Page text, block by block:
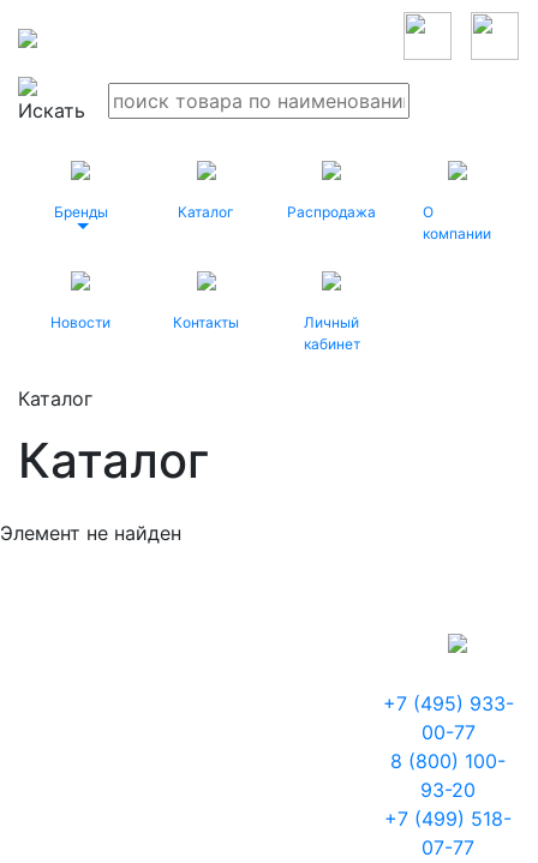
Бренды Каталог Распродажа
О
компании
Новости Контакты
Личный
кабинет
Каталог
Каталог
Элемент не найден
+7 (495) 933-
00-77
8 (800) 100-
93-20
+7 (499) 518-
07-77